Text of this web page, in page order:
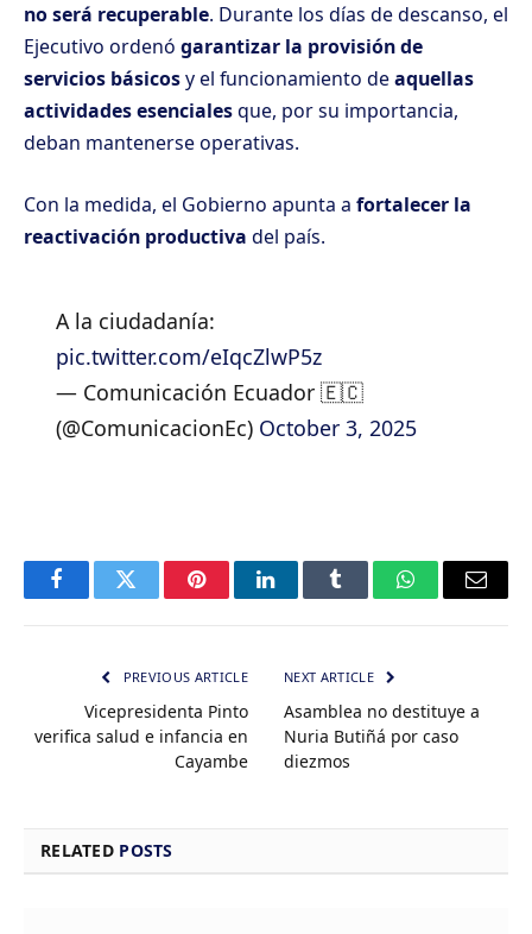
no será recuperable. Durante los días de descanso, el
Ejecutivo ordenó garantizar la provisión de
servicios básicosy el funcionamiento deaquellas
actividades esencialesque, por su importancia,
deban mantenerse operativas.
Con la medida, el Gobierno apunta a fortalecer la
reactivación productiva del país.
A la ciudadanía:
pic.twitter.com/eIqcZlwP5z
— Comunicación Ecuador 🇪🇨
(@ComunicacionEc) October 3, 2025
FacebookTwitter PinterestLinkedInTumblr WhatsAppEmail
PREVIOUS ARTICLE
Vicepresidenta Pinto
verifica salud e infancia en
Cayambe
NEXT ARTICLE
Asamblea no destituye a
Nuria Butiñá por caso
diezmos
RELATED POSTS